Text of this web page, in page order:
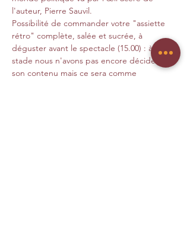
l'auteur, Pierre Sauvil.
Possibilité de commander votre "assiette
rétro" complète, salée et sucrée, à
déguster avant le spectacle (15.00) : à ce
stade nous n'avons pas encore décidé de
son contenu mais ce sera comme